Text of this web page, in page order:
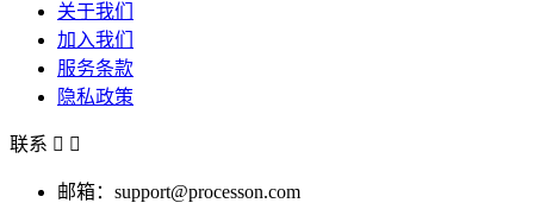
关于我们
加入我们
服务条款
隐私政策
联系  
邮箱：support@processon.com